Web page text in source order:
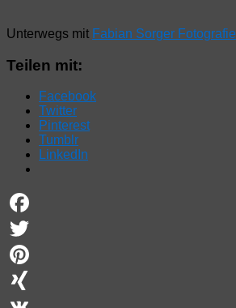
Unterwegs mit Fabian Sorger Fotografie
Teilen mit:
Facebook
Twitter
Pinterest
Tumblr
LinkedIn
Facebook
Twitter
Pinterest